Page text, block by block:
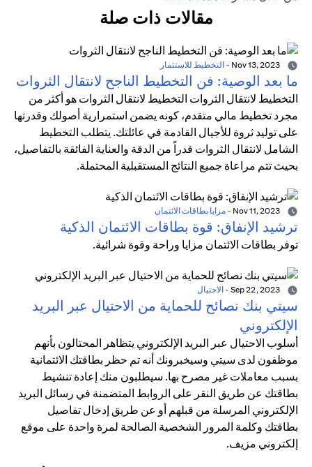
مقالات ذات صلة
- التخطيط للاستثمار
ما بعد الوصية: فن التخطيط الناجح لانتقال الثروات
التخطيط لانتقال الثروات التخطيط لانتقال الثروات هو أكثر من
مجرد تخطيط مالي متقدم، كونه يضمن استمرارية أصولك وقدرتها
على توليد ثروة للأجيال القادمة في عائلتك. يتطلب التخطيط
الشامل لانتقال الثروات قدراً من الدقة والعناية الفائقة بالتفاصيل،
بحيث تتم مراعاة جميع النتائج المستقبلية المحتملة.
- مزايا بطاقات الائتمان
ترشيد الإنفاق: قوة بطاقات الائتمان الذكية
توفر بطاقات الائتمان مزايا وراحة وقوة شرائية.
- الاحتيال
سيتي بنك نصائح للحماية من الاحتيال عبر البريد
الإلكتروني
أسلوب الاحتيال عبر البريد الإلكتروني يتظاهر المحتالون بأنهم
موظفون لدى سيتي وسيخبرونك أنه تم حظر بطاقتك الائتمانية
بسبب معاملات غير مصرح بها. سيطلبون منك إعادة تنشيط
بطاقتك عن طريق النقر على الروابط المتضمنة في رسائل البريد
الإلكتروني المرسلة من قبلهم أو عن طريق إدخال تفاصيل
بطاقتك وكلمة المرور الشخصية الصالحة لمرة واحدة على موقع
إلكتروني مزيف.